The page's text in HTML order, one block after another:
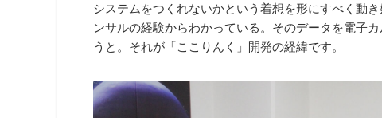
システムをつくれないかという着想を形にすべく動
ンサルの経験からわかっている。そのデータを電子
うと。それが「ここりんく」開発の経緯です。